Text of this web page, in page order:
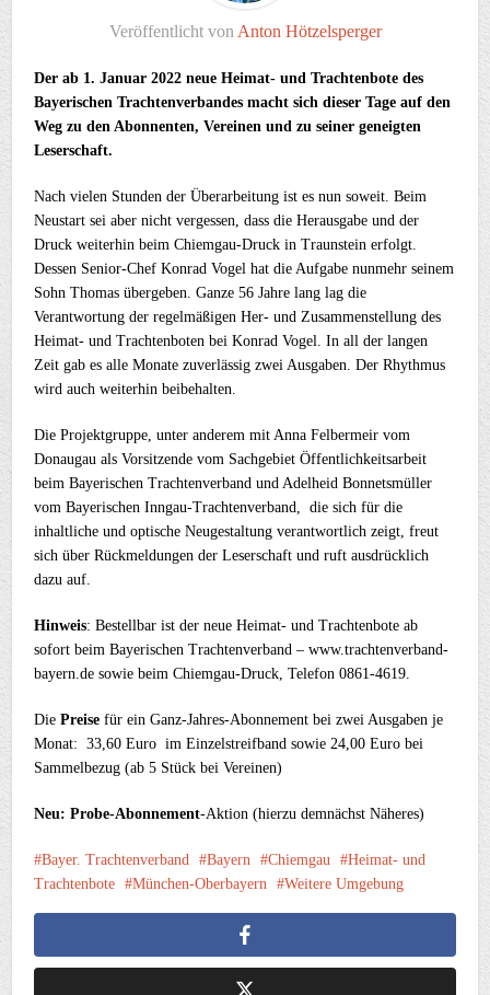
Veröffentlicht von Anton Hötzelsperger
Der ab 1. Januar 2022 neue Heimat- und Trachtenbote des
Bayerischen Trachtenverbandes macht sich dieser Tage auf den
Weg zu den Abonnenten, Vereinen und zu seiner geneigten
Leserschaft.
Nach vielen Stunden der Überarbeitung ist es nun soweit. Beim
Neustart sei aber nicht vergessen, dass die Herausgabe und der
Druck weiterhin beim Chiemgau-Druck in Traunstein erfolgt.
Dessen Senior-Chef Konrad Vogel hat die Aufgabe nunmehr seinem
Sohn Thomas übergeben. Ganze 56 Jahre lang lag die
Verantwortung der regelmäßigen Her- und Zusammenstellung des
Heimat- und Trachtenboten bei Konrad Vogel. In all der langen
Zeit gab es alle Monate zuverlässig zwei Ausgaben. Der Rhythmus
wird auch weiterhin beibehalten.
Die Projektgruppe, unter anderem mit Anna Felbermeir vom
Donaugau als Vorsitzende vom Sachgebiet Öffentlichkeitsarbeit
beim Bayerischen Trachtenverband und Adelheid Bonnetsmüller
vom Bayerischen Inngau-Trachtenverband, die sich für die
inhaltliche und optische Neugestaltung verantwortlich zeigt, freut
sich über Rückmeldungen der Leserschaft und ruft ausdrücklich
dazu auf.
Hinweis: Bestellbar ist der neue Heimat- und Trachtenbote ab
sofort beim Bayerischen Trachtenverband – www.trachtenverband-
bayern.de sowie beim Chiemgau-Druck, Telefon 0861-4619.
DiePreise für ein Ganz-Jahres-Abonnement bei zwei Ausgaben je
Monat: 33,60 Euro im Einzelstreifband sowie 24,00 Euro bei
Sammelbezug (ab 5 Stück bei Vereinen)
Neu: Probe-Abonnement-Aktion (hierzu demnächst Näheres)
Bayer. Trachtenverband Bayern Chiemgau
Heimat- und
Trachtenbote
München-Oberbayern Weitere Umgebung